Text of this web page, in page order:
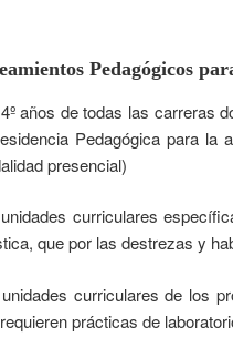
Pedagógicos
años de todas las carreras
Pedagógica para la
presencial)
curriculares
que por las destrezas y
curriculares de los
prácticas de